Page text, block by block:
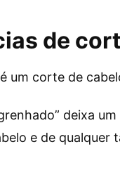
de
um corte de
deixa
e de qualquer